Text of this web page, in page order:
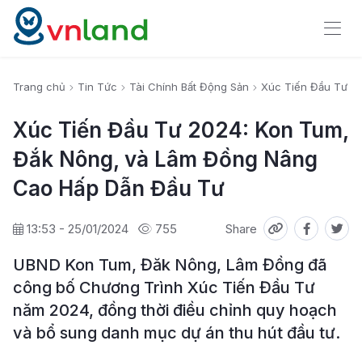
Trang chủ Tin Tức Tài Chính Bất Động Sản Xúc Tiến Đầu Tư
Xúc Tiến Đầu Tư 2024: Kon Tum,
Đắk Nông, và Lâm Đồng Nâng
Cao Hấp Dẫn Đầu Tư
13:53 - 25/01/2024 755 Share
UBND Kon Tum, Đăk Nông, Lâm Đồng đã
công bố Chương Trình Xúc Tiến Đầu Tư
năm 2024, đồng thời điều chỉnh quy hoạch
và bổ sung danh mục dự án thu hút đầu tư.